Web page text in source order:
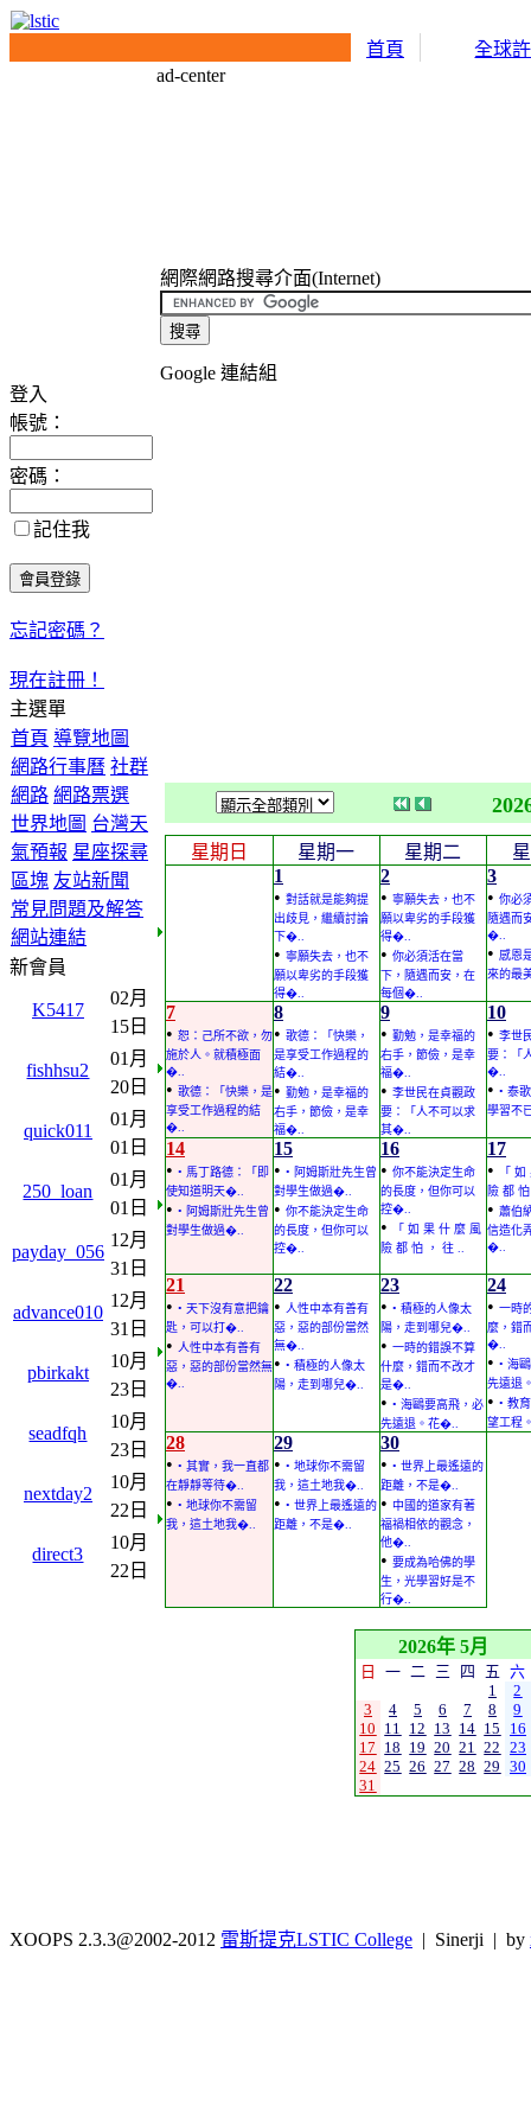
首頁 全球
登入
帳號：
密碼：
記住我
忘記密碼？
現在註冊！
主選單
首頁 導覽地圖
網路行事曆 社群
網路 網路票選
世界地圖 台灣天
氣預報 星座探尋
區塊 友站新聞
常見問題及解答
網站連結
新會員
K5417
02月
15日
fishhsu2
01月
20日
quick011
01月
01日
250_loan
01月
01日
payday_056
12月
31日
advance010
12月
31日
pbirkakt
10月
23日
seadfqh
10月
23日
nextday2
10月
22日
direct3
10月
22日
ad-center
網際網路搜尋介面(Internet)
Google 連結組
星期日 星期一 星期二
1
• 對話就是能夠提
出歧見，繼續討論
下�..
• 寧願失去，也不
願以卑劣的手段獲
得�..
2
• 寧願失去，也不
願以卑劣的手段獲
得�..
• 你必須活在當
下，隨遇而安，在
每個�..
3
• 你必
隨遇而
�..
• 感恩
來的最
7
• 恕：己所不欲，勿
施於人。就積極面
�..
• 歌德：「快樂，是
享受工作過程的結
�..
8
• 歌德：「快樂，
是享受工作過程的
結�..
• 勤勉，是幸福的
右手，節儉，是幸
福�..
9
• 勤勉，是幸福的
右手，節儉，是幸
福�..
• 李世民在貞觀政
要：「人不可以求
其�..
10
• 李世
要：「
�..
• • 泰
學習不
14
• • 馬丁路德：「即
使知道明天�..
• • 阿姆斯壯先生曾
對學生做過�..
15
• • 阿姆斯壯先生曾
對學生做過�..
• 你不能決定生命
的長度，但你可以
控�..
16
• 你不能決定生命
的長度，但你可以
控�..
•
「 如 果 什 麼 風
險 都 怕 ， 往 ..
17
•
「
險 都
• 蕭伯
信造化
�..
21
• • 天下沒有意把鑰
匙，可以打�..
• 人性中本有善有
惡，惡的部份當然無
�..
22
• 人性中本有善有
惡，惡的部份當然
無�..
• • 積極的人像太
陽，走到哪兒�..
23
• • 積極的人像太
陽，走到哪兒�..
• 一時的錯誤不算
什麼，錯而不改才
是�..
• • 海鷗要高飛，必
先遠退。花�..
24
• 一時
麼，錯
�..
• • 海
先遠退
• • 教
望工程
28
• • 其實，我一直都
在靜靜等待�..
• • 地球你不需留
我，這土地我�..
29
• • 地球你不需留
我，這土地我�..
• • 世界上最遙遠的
距離，不是�..
30
• • 世界上最遙遠的
距離，不是�..
• 中國的道家有著
福禍相依的觀念，
他�..
• 要成為哈佛的學
生，光學習好是不
行�..
2026年 5月
日 一 二 三 四 五
六
1
2
3
4 5 6 7 8
9
10 11 12 13 14 15
16
17 18 19 20 21 22 23
24 25 26 27 28 29 30
31
XOOPS 2.3.3@2002-2012 雷斯提克LSTIC College | Sinerji | by